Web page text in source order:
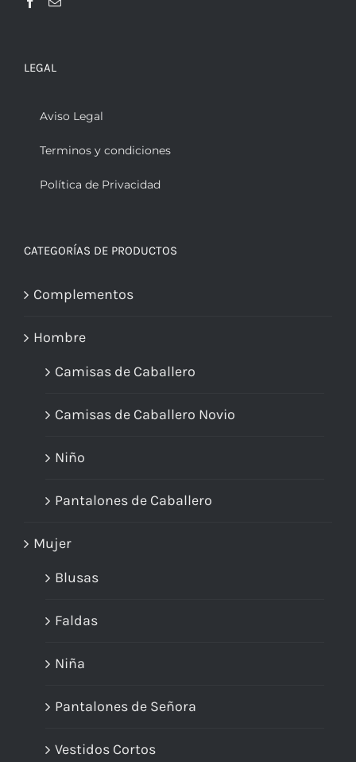
LEGAL
Aviso Legal
Terminos y condiciones
Política de Privacidad
CATEGORÍAS DE PRODUCTOS
Complementos
Hombre
Camisas de Caballero
Camisas de Caballero Novio
Niño
Pantalones de Caballero
Mujer
Blusas
Faldas
Niña
Pantalones de Señora
Vestidos Cortos